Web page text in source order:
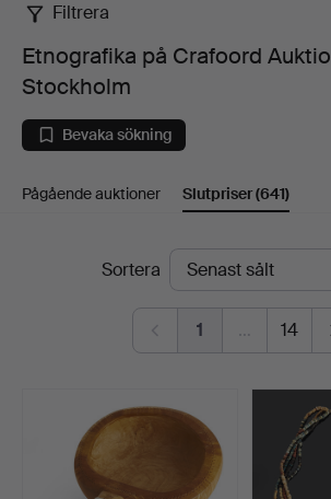
Etnografika
på
Crafoord
Auktioner
Filtrera
Etnografika på Crafoord
Stockholm
Bevaka sökning
Pågående auktioner Slutpriser(641)
SlutpriserSortera
1 … 14